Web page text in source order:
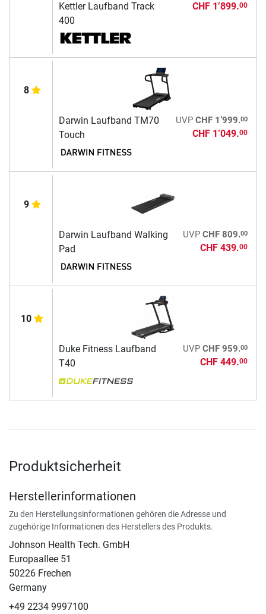
Kettler Laufband Track
400
CHF 1’899.00
8
Darwin Laufband TM70
Touch
UVP CHF 1’999.00
CHF 1’049.00
9
Darwin Laufband Walking
Pad
UVP CHF 809.00
CHF 439.00
10
Duke Fitness Laufband
T40
UVP CHF 959.00
CHF 449.00
Produktsicherheit
Herstellerinformationen
Zu den Herstellungsinformationen gehören die Adresse und
zugehörige Informationen des Herstellers des Produkts.
Johnson Health Tech. GmbH
Europaallee 51
50226 Frechen
Germany
+49 2234 9997100